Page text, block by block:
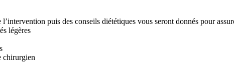
puis des conseils diététiques vous seront donnés pour
légères
chirurgien